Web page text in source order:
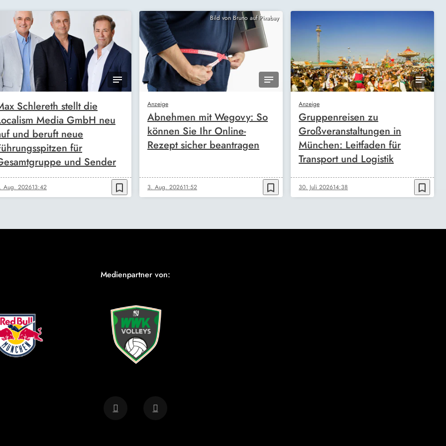
Schlereth stellt die
Media GmbH neu
und beruft neue
für
und Sender
Aug. 202613:42 bookmark_border
Bild von Bruno auf Pixabay
Anzeige
Abnehmen mit Wegovy: So
können Sie Ihr Online-
Rezept sicher beantragen
3. Aug. 202611:52 bookmark_border
Anzeige
Gruppenreisen zu
Großveranstaltungen in
München: Leitfaden für
Transport und Logistik
30. Juli 202614:38 bookmark_border
Medienpartner von: